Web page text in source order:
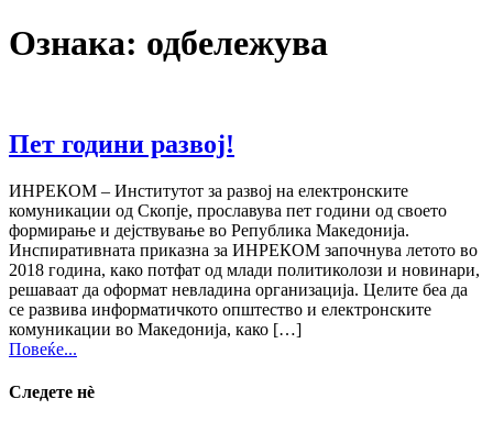
Ознака: одбележува
Пет години развој!
ИНРЕКОМ – Институтот за развој на електронските
комуникации од Скопје, прославува пет години од своето
формирање и дејствување во Република Македонија.
Инспиративната приказна за ИНРЕКОМ започнува летото во
2018 година, како потфат од млади политиколози и новинари,
решаваат да оформат невладина организација. Целите беа да
се развива информатичкото општество и електронските
комуникации во Македонија, како […]
Повеќе...
Следете нѐ